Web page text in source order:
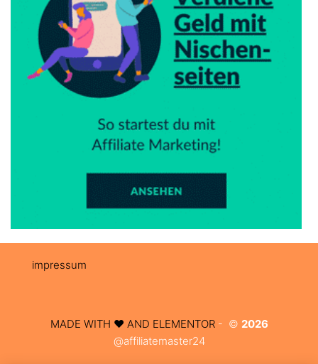
impressum
MADE WITH ❤️ AND ELEMENTOR​- © 2026
@affiliatemaster24